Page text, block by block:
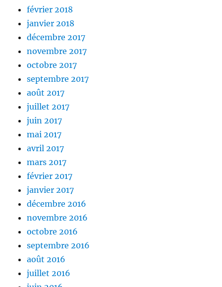
février 2018
janvier 2018
décembre 2017
novembre 2017
octobre 2017
septembre 2017
août 2017
juillet 2017
juin 2017
mai 2017
avril 2017
mars 2017
février 2017
janvier 2017
décembre 2016
novembre 2016
octobre 2016
septembre 2016
août 2016
juillet 2016